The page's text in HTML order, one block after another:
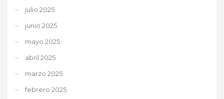
julio 2025
junio 2025
mayo 2025
abril 2025
marzo 2025
febrero 2025